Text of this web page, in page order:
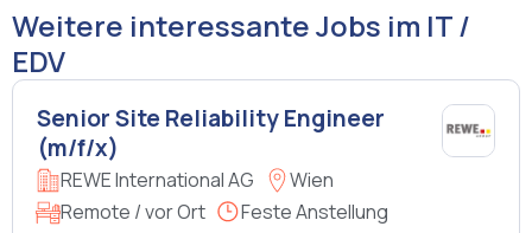
Weitere interessante Jobs im IT /
EDV
Senior Site Reliability Engineer
(m/f/x)
REWE International AG
Wien
Remote / vor Ort
Feste Anstellung